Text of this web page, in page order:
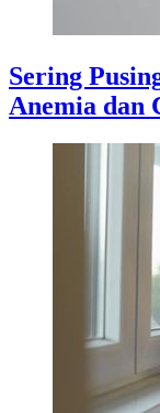
Sering
Anemia dan